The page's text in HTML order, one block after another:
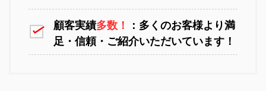
顧客実績多数！
：多くのお客様より満
足・信頼・ご紹介いただいています！